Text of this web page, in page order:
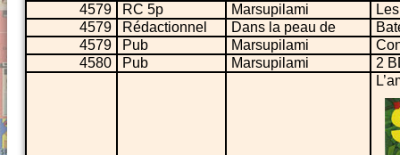
4579
RC 5p Marsupilami
4579
Rédactionnel Dans la peau de
4579
Pub Marsupilami
4580
Pub Marsupilami 2